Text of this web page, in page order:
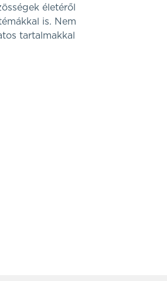
életéről
is. Nem
tartalmakkal